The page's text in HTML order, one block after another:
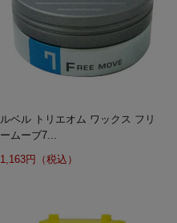
ルベル トリエオム ワックス フリ
ームーブ7...
1,163円（税込）